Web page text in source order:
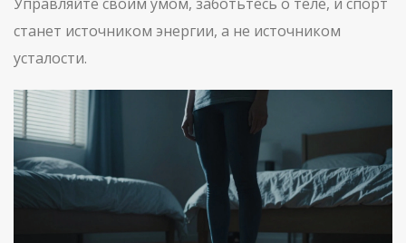
станет источником энергии, а не источником
усталости.